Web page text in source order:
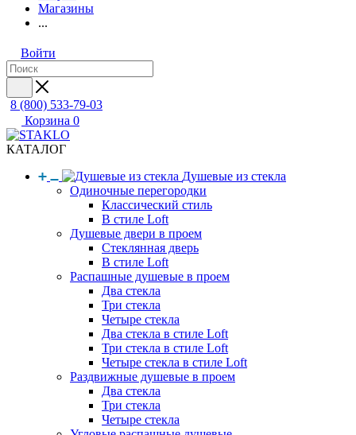
Магазины
...
Войти
8 (800) 533-79-03
Корзина 0
КАТАЛОГ
Душевые из стекла
Одиночные перегородки
Классический стиль
В стиле Loft
Душевые двери в проем
Стеклянная дверь
В стиле Loft
Распашные душевые в проем
Два стекла
Три стекла
Четыре стекла
Два стекла в стиле Loft
Три стекла в стиле Loft
Четыре стекла в стиле Loft
Раздвижные душевые в проем
Два стекла
Три стекла
Четыре стекла